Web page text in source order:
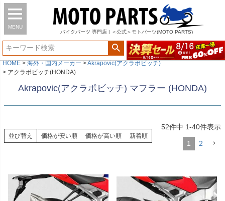
MENU
バイク パーツ 専門店 | ＜公式＞モトパーツ(MOTO PARTS)
HOME 海外・国内メーカー
Akrapovic(アクラポビッチ)
アクラポビッチ(HONDA)
Akrapovic(アクラポビッチ) マフラー (HONDA)
並び替え 価格が安い順 価格が高い順 新着順
52件中 1-40件表示
1 2